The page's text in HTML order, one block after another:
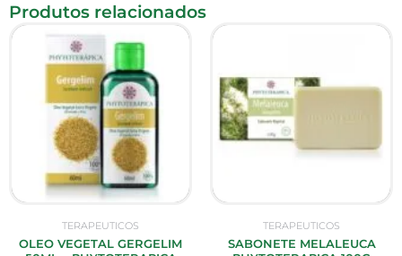
Produtos relacionados
TERAPEUTICOS
OLEO VEGETAL GERGELIM
TERAPEUTICOS
SABONETE MELALEUCA